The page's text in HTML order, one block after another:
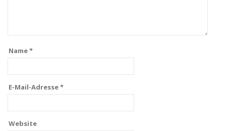
Name*
E-Mail-Adresse*
Website